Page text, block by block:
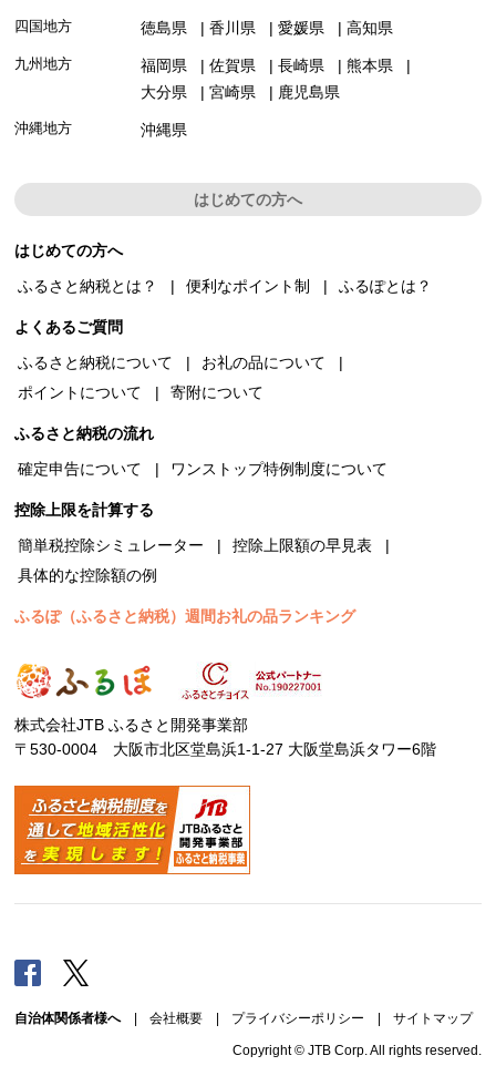
四国地方 徳島県 香川県 愛媛県 高知県
九州地方 福岡県 佐賀県 長崎県
熊本県
大分県
宮崎県 鹿児島県
沖縄地方 沖縄県
はじめての方へ
はじめての方へ
ふるさと納税とは？
便利なポイント制 ふるぽとは？
よくあるご質問
ふるさと納税について
お礼の品について
ポイントについて
寄附について
ふるさと納税の流れ
確定申告について
ワンストップ特例制度について
控除上限を計算する
簡単税控除シミュレーター
控除上限額の早見表
具体的な控除額の例
ふるぽ（ふるさと納税）週間お礼の品ランキング
株式会社JTB ふるさと開発事業部
〒530-0004 大阪市北区堂島浜1-1-27 大阪堂島浜タワー6階
Facebook
自治体関係者様へ| 会社概要 | プライバシーポリシー | サイトマップ
Copyright © JTB Corp. All rights reserved.